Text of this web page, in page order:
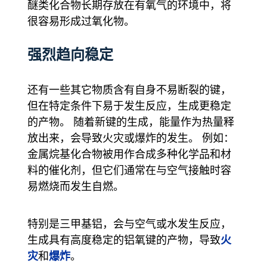
醚类化合物长期存放在有氧气的环境中，将
很容易形成过氧化物。
强烈趋向稳定
还有一些其它物质含有自身不易断裂的键，
但在特定条件下易于发生反应，生成更稳定
的产物。 随着新键的生成，能量作为热量释
放出来，会导致火灾或爆炸的发生。 例如：
金属烷基化合物被用作合成多种化学品和材
料的催化剂，但它们通常在与空气接触时容
易燃烧而发生自燃。
特别是三甲基铝，会与空气或水发生反应，
生成具有高度稳定的铝氧键的产物，导致火
灾和爆炸。